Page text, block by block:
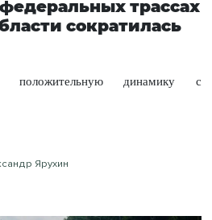
трассах
сократилась
положительную динамику с
Ярухин